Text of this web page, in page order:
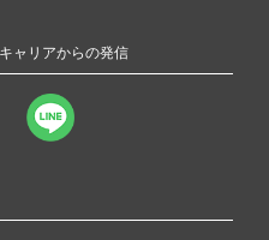
ャリアからの発信